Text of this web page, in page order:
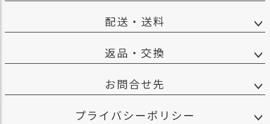
配送・送料
返品・交換
お問合せ先
プライバシーポリシー